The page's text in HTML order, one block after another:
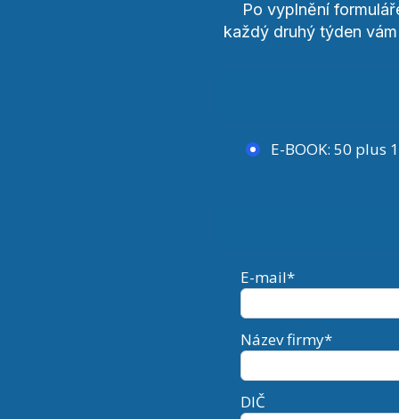
Po vyplnění
každý druhý týden
E-BOOK: 50 plus
E-mail*
Název firmy*
DIČ